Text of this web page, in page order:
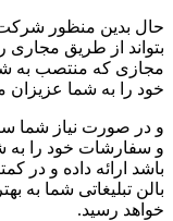
حال بدین منظور
بتواند از طریق
مجازی که منتصب به
خود را به شما عزیزان
و در صورت نیاز شما
و سفارشات خود را به
باشد ارائه داده و در
بالن تبلیغاتی شما به
خواهد رسید.